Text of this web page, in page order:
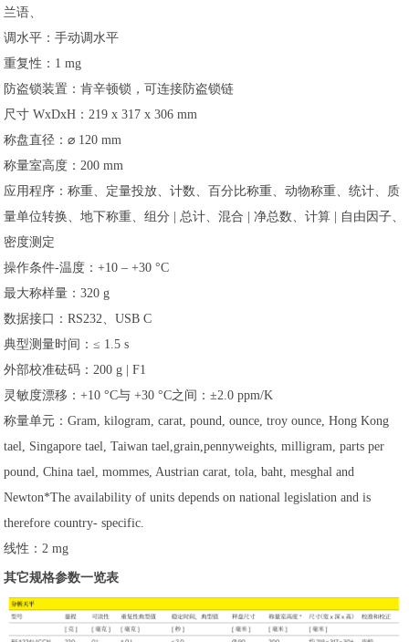
兰语、
调水平：手动调水平
重复性：1 mg
防盗锁装置：肯辛顿锁，可连接防盗锁链
尺寸 WxDxH：219 x 317 x 306 mm
称盘直径：⌀ 120 mm
称量室高度：200 mm
应用程序：称重、定量投放、计数、百分比称重、动物称重、统计、质
量单位转换、地下称重、组分 | 总计、混合 | 净总数、计算 | 自由因子、
密度测定
操作条件-温度：+10 – +30 °C
最大称样量：320 g
数据接口：RS232、USB C
典型测量时间：≤ 1.5 s
外部校准砝码：200 g | F1
灵敏度漂移：+10 °C与 +30 °C之间：±2.0 ppm/K
称量单元：Gram, kilogram, carat, pound, ounce, troy ounce, Hong Kong
tael, Singapore tael, Taiwan tael,grain,pennyweights, milligram, parts per
pound, China tael, mommes, Austrian carat, tola, baht, mesghal and
Newton*The availability of units depends on national legislation and is
therefore country- specific.
线性：2 mg
其它规格参数一览表